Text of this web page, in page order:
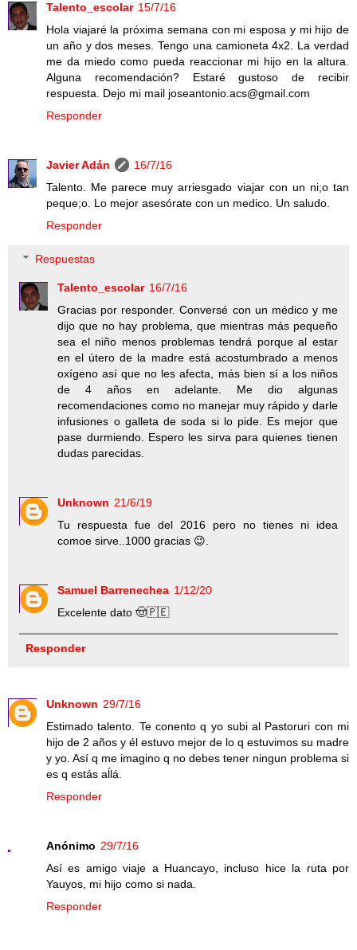
Talento_escolar 15/7/16
Hola viajaré la próxima semana con mi esposa y mi hijo de
un año y dos meses. Tengo una camioneta 4x2. La verdad
me da miedo como pueda reaccionar mi hijo en la altura.
Alguna recomendación? Estaré gustoso de recibir
respuesta. Dejo mi mail joseantonio.acs@gmail.com
Responder
Javier Adán
16/7/16
Talento. Me parece muy arriesgado viajar con un ni;o tan
peque;o. Lo mejor asesórate con un medico. Un saludo.
Responder
Respuestas
Talento_escolar 16/7/16
Gracias por responder. Conversé con un médico y me
dijo que no hay problema, que mientras más pequeño
sea el niño menos problemas tendrá porque al estar
en el útero de la madre está acostumbrado a menos
oxígeno así que no les afecta, más bien sí a los niños
de 4 años en adelante. Me dio algunas
recomendaciones como no manejar muy rápido y darle
infusiones o galleta de soda si lo pide. Es mejor que
pase durmiendo. Espero les sirva para quienes tienen
dudas parecidas.
Unknown 21/6/19
Tu respuesta fue del 2016 pero no tienes ni idea
comoe sirve..1000 gracias 😉.
Samuel Barrenechea 1/12/20
Excelente dato 🤠🇵🇪
Responder
Unknown 29/7/16
Estimado talento. Te conento q yo subi al Pastoruri con mi
hijo de 2 años y él estuvo mejor de lo q estuvimos su madre
y yo. Así q me imagino q no debes tener ningun problema si
es q estás aĺlá.
Responder
Anónimo 29/7/16
Así es amigo viaje a Huancayo, incluso hice la ruta por
Yauyos, mi hijo como si nada.
Responder